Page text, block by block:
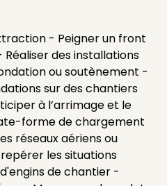
- Peigner un front
des installations
ou soutènement -
sur des chantiers
à l’arrimage et le
forme de chargement
réseaux aériens ou
les situations
de chantier -